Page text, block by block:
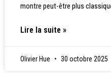
montre peut-être plus
Lire la suite »
Olivier Hue 30 octobre 2025